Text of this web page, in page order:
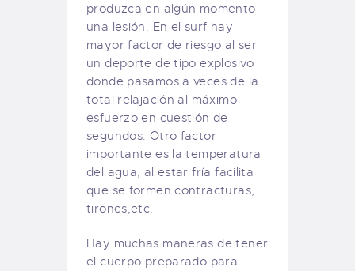
produzca en algún momento
una lesión. En el surf hay
mayor factor de riesgo al ser
un deporte de tipo explosivo
donde pasamos a veces de la
total relajación al máximo
esfuerzo en cuestión de
segundos. Otro factor
importante es la temperatura
del agua, al estar fría facilita
que se formen contracturas,
tirones,etc.
Hay muchas maneras de tener
el cuerpo preparado para